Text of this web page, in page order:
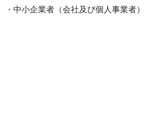
・中小企業者（会社及び個人事業者）